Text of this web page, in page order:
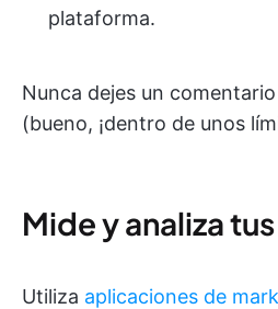
plataforma.
Nunca dejes un
(bueno, ¡dentro de unos
Mide y analiza
Utiliza aplicaciones de